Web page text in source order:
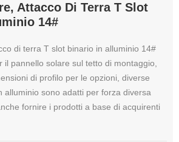
Attacco Di Terra T Slot
14#
di terra T slot binario in alluminio 14#
il pannello solare sul tetto di montaggio,
di profilo per le opzioni, diverse
alluminio sono adatti per forza diversa
fornire i prodotti a base di acquirenti